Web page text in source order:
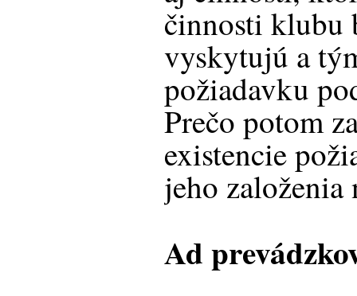
činnosti klubu
vyskytujú a
požiadavku
Prečo potom
existencie
jeho založenia
Ad